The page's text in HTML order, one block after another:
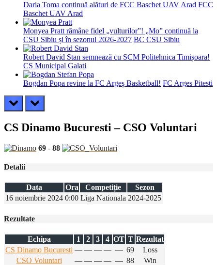
Daria Toma continuă alături de FCC Baschet UAV Arad FCC
Baschet UAV Arad
Monyea Pratt rămâne fidel „vulturilor”! „Mo” continuă la
CSU Sibiu și în sezonul 2026-2027 BC CSU Sibiu
Robert David Stan semnează cu SCM Politehnica Timișoara!
CS Municipal Galati
Bogdan Popa revine la FC Argeș Basketball! FC Arges Pitesti
prev next
CS Dinamo Bucuresti – CSO Voluntari
69 - 88
Detalii
Data Ora Competiție
Sezon
16 noiembrie 2024 0:00 Liga Nationala 2024-2025
Rezultate
Echipa 1 2 3 4 OT T Rezultat
CS Dinamo Bucuresti — — — — — 69
Loss
CSO Voluntari
— — — — — 88 Win